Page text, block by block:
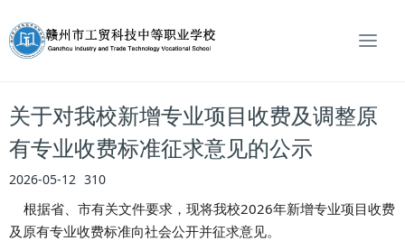
T
g
l
v
i
关于对我校新增专业项目收费及调整原
有专业收费标准征求意见的公示
2026-05-12 310
根据省、市有关文件要求，现将我校2026年新增专业项目收费
及原有专业收费标准向社会公开并征求意见。